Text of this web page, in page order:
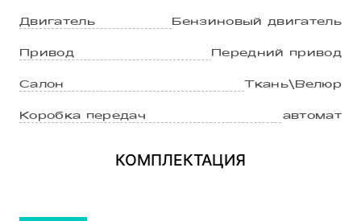
Двигатель Бензиновый двигатель
Привод Передний привод
Салон Ткань\Велюр
Коробка передач автомат
КОМПЛЕКТАЦИЯ